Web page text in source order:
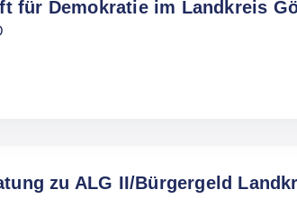
für Demokratie im Landkreis
zu ALG II/Bürgergeld